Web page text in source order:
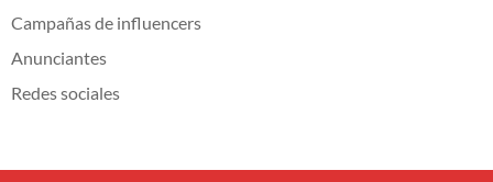
Campañas de influencers
Anunciantes
Redes sociales